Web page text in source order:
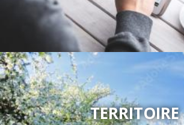
TERRITOIRE